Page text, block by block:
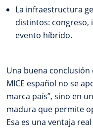
La infraestructura
distintos: congreso,
evento híbrido.
Una buena conclusión
MICE español no se
marca país”, sino en
madura que permite
Esa es una ventaja